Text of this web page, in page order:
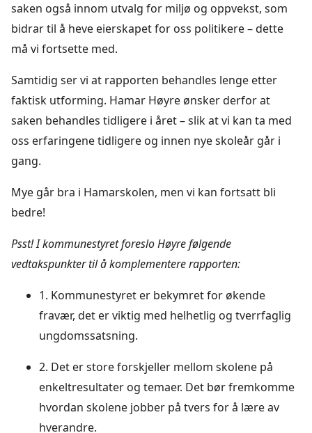
saken også innom utvalg for miljø og oppvekst, som
bidrar til å heve eierskapet for oss politikere – dette
må vi fortsette med.
Samtidig ser vi at rapporten behandles lenge etter
faktisk utforming. Hamar Høyre ønsker derfor at
saken behandles tidligere i året – slik at vi kan ta med
oss erfaringene tidligere og innen nye skoleår går i
gang.
Mye går bra i Hamarskolen, men vi kan fortsatt bli
bedre!
Psst! I kommunestyret foreslo Høyre følgende
vedtakspunkter til å komplementere rapporten:
1. Kommunestyret er bekymret for økende
fravær, det er viktig med helhetlig og tverrfaglig
ungdomssatsning.
2. Det er store forskjeller mellom skolene på
enkeltresultater og temaer. Det bør fremkomme
hvordan skolene jobber på tvers for å lære av
hverandre.